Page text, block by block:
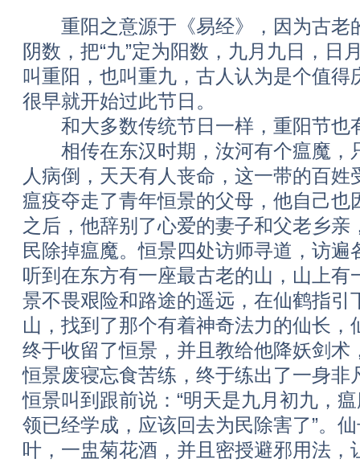
重阳之意源于《易经》，因为古老
阴数，把“九”定为阳数，九月九日，日
叫重阳，也叫重九，古人认为是个值得
很早就开始过此节日。
和大多数传统节日一样，重阳节也
相传在东汉时期，汝河有个瘟魔，
人病倒，天天有人丧命，这一带的百
瘟疫夺走了青年恒景的父母，他自己也
之后，他辞别了心爱的妻子和父老乡亲
民除掉瘟魔。恒景四处访师寻道，访遍
听到在东方有一座最古老的山，山上有
景不畏艰险和路途的遥远，在仙鹤指引
山，找到了那个有着神奇法力的仙长，
终于收留了恒景，并且教给他降妖剑术
恒景废寝忘食苦练，终于练出了一身非
恒景叫到跟前说：“明天是九月初九，
领已经学成，应该回去为民除害了”。
叶，一盅菊花酒，并且密授避邪用法，